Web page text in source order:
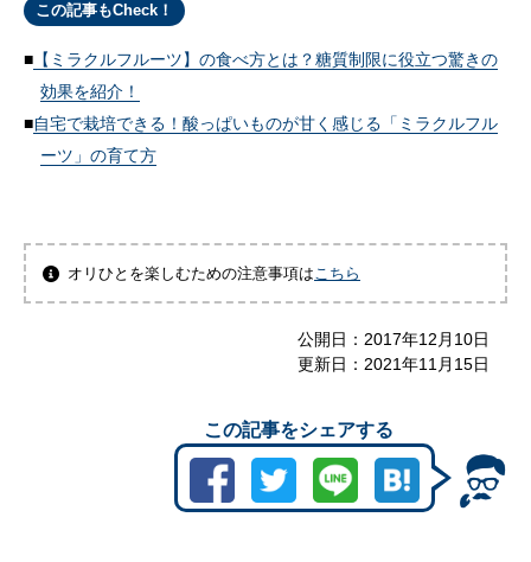
この記事もCheck！
【ミラクルフルーツ】の食べ方とは？糖質制限に役立つ驚きの
効果を紹介！
自宅で栽培できる！酸っぱいものが甘く感じる「ミラクルフル
ーツ」の育て方
オリひとを楽しむための注意事項はこちら
公開日： 2017年12月10日
更新日： 2021年11月15日
この記事をシェアする